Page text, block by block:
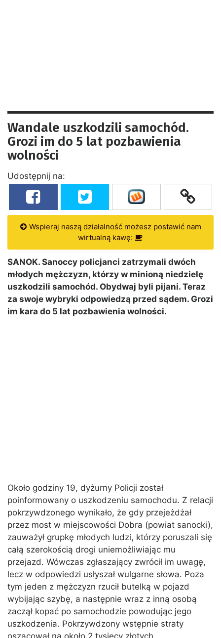
Wandale uszkodzili samochód.
Grozi im do 5 lat pozbawienia
wolności
Udostępnij na:
Wspieraj naszą działalność możesz postawić nam
wirtualną kawę:
SANOK. Sanoccy policjanci zatrzymali dwóch
młodych mężczyzn, którzy w minioną niedzielę
uszkodzili samochód. Obydwaj byli pijani. Teraz
za swoje wybryki odpowiedzą przed sądem. Grozi
im kara do 5 lat pozbawienia wolności.
Około godziny 19, dyżurny Policji został
poinformowany o uszkodzeniu samochodu. Z relacji
pokrzywdzonego wynikało, że gdy przejeżdżał
przez most w miejscowości Dobra (powiat sanocki),
zauważył grupkę młodych ludzi, którzy poruszali się
całą szerokością drogi uniemożliwiając mu
przejazd. Wówczas zgłaszający zwrócił im uwagę,
lecz w odpowiedzi usłyszał wulgarne słowa. Poza
tym jeden z mężczyzn rzucił butelką w pojazd
wybijając szybę, a następnie wraz z inną osobą
zaczął kopać po samochodzie powodując jego
uszkodzenia. Pokrzywdzony wstępnie straty